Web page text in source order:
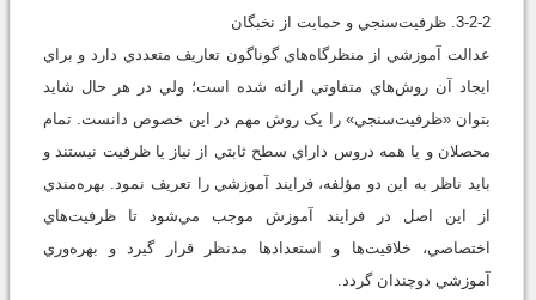
3-2-2. ظرفيت‌سنجي و حمايت از نخبگان
عدالت آموزشي از منظرگاه‌هاي گوناگون تعاريف متعددي دارد و براي
ايجاد آن روش‌هاي متفاوتي ارائه شده است؛ ولي در هر حال شايد
بتوان «ظرفيت‌سنجي» را يک روش مهم در اين خصوص دانست. تمام
محصلان و يا همه دروس داراي سطح ثابتي از نياز يا ظرفيت نیستند و
‌بايد ناظر به اين دو مؤلفه، فرايند آموزشي را تعريف نمود. بهره‌مندي
از اين اصل در فرايند آموزش موجب مي‌شود تا ظرفيت‌هاي
اختصاصي، خلاقيت‌ها و استعدادها مدنظر قرار گیرد و بهره‌وري
آموزشي دوچندان گردد.